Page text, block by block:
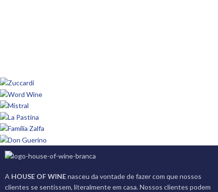
A HOUSE OF WINEnasceu da vontade de fazer com que nossos
clientes se sentissem, literalmente em casa. Nossos clientes podem